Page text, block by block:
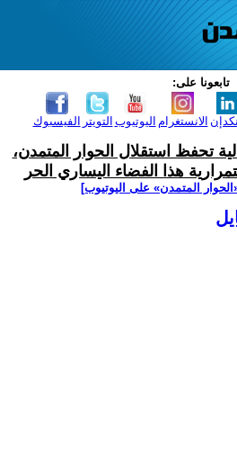
تابعونا على:
الفيسبوك التويتر اليوتيوب الانستغرام
تحفظ استقلال الحوار المتمدن،
هذا الفضاء اليساري الحر
المتمدن» على اليوتيوب]